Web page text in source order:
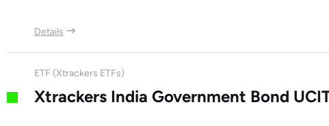
Details
ETF (Xtrackers ETFs)
Xtrackers India Government Bond